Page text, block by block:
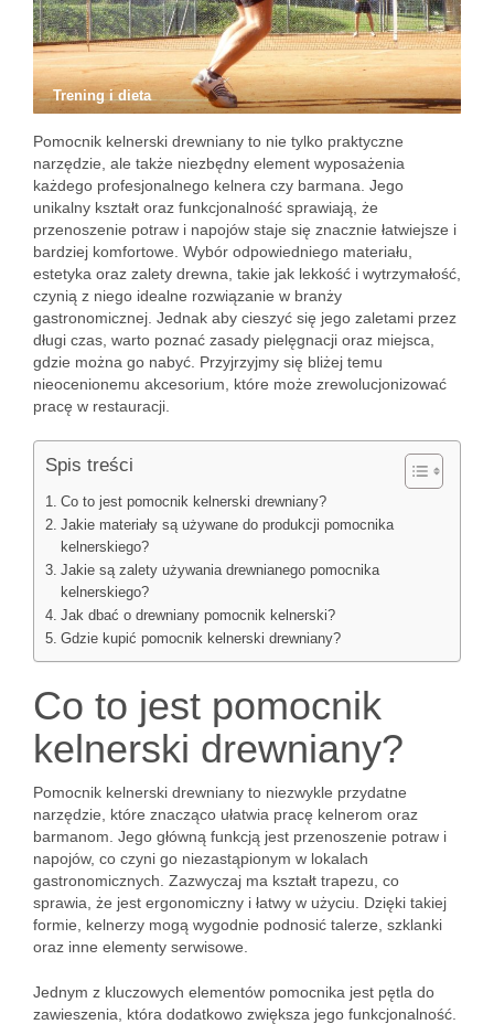
Trening i dieta
Pomocnik kelnerski drewniany to nie tylko praktyczne
narzędzie, ale także niezbędny element wyposażenia
każdego profesjonalnego kelnera czy barmana. Jego
unikalny kształt oraz funkcjonalność sprawiają, że
przenoszenie potraw i napojów staje się znacznie łatwiejsze i
bardziej komfortowe. Wybór odpowiedniego materiału,
estetyka oraz zalety drewna, takie jak lekkość i wytrzymałość,
czynią z niego idealne rozwiązanie w branży
gastronomicznej. Jednak aby cieszyć się jego zaletami przez
długi czas, warto poznać zasady pielęgnacji oraz miejsca,
gdzie można go nabyć. Przyjrzyjmy się bliżej temu
nieocenionemu akcesorium, które może zrewolucjonizować
pracę w restauracji.
Spis treści
Co to jest pomocnik kelnerski drewniany?
Jakie materiały są używane do produkcji pomocnika
kelnerskiego?
Jakie są zalety używania drewnianego pomocnika
kelnerskiego?
Jak dbać o drewniany pomocnik kelnerski?
Gdzie kupić pomocnik kelnerski drewniany?
Co to jest pomocnik
kelnerski drewniany?
Pomocnik kelnerski drewniany to niezwykle przydatne
narzędzie, które znacząco ułatwia pracę kelnerom oraz
barmanom. Jego główną funkcją jest przenoszenie potraw i
napojów, co czyni go niezastąpionym w lokalach
gastronomicznych. Zazwyczaj ma kształt trapezu, co
sprawia, że jest ergonomiczny i łatwy w użyciu. Dzięki takiej
formie, kelnerzy mogą wygodnie podnosić talerze, szklanki
oraz inne elementy serwisowe.
Jednym z kluczowych elementów pomocnika jest pętla do
zawieszenia, która dodatkowo zwiększa jego funkcjonalność.